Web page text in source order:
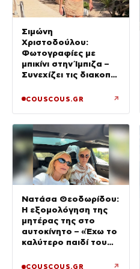
Σιμώνη
Χριστοδούλου:
Φωτογραφίες με
μπικίνι στην Ίμπιζα –
Συνεχίζει τις διακοπές
της, Αντρέα Γεωργίου
COUSCOUS.GR ↗
Νατάσα Θεοδωρίδου:
Η εξομολόγηση της
μητέρας της στο
αυτοκίνητο – «Έχω το
καλύτερο παιδί του
COUSCOUS.GR ↗